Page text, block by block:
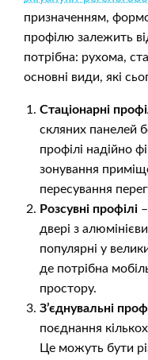
призначенням,
профілю залежить
потрібна: рухома,
основні види, які
Стаціонарні
скляних панелей
профілі надійно
зонування
пересування
Розсувні профілі
двері з
популярні у
де потрібна
простору.
З’єднувальні
поєднання
Це можуть бути